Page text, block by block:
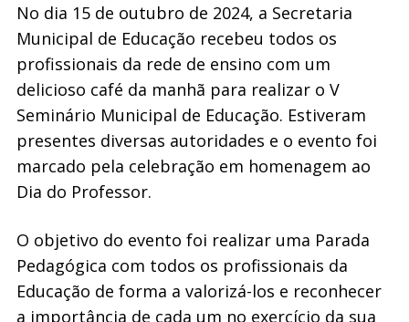
No dia 15 de outubro de 2024, a Secretaria
Municipal de Educação recebeu todos os
profissionais da rede de ensino com um
delicioso café da manhã para realizar o V
Seminário Municipal de Educação. Estiveram
presentes diversas autoridades e o evento foi
marcado pela celebração em homenagem ao
Dia do Professor.
O objetivo do evento foi realizar uma Parada
Pedagógica com todos os profissionais da
Educação de forma a valorizá-los e reconhecer
a importância de cada um no exercício da sua